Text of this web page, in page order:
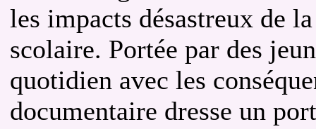
les impacts désastreux de
scolaire. Portée par des
quotidien avec les
documentaire dresse un